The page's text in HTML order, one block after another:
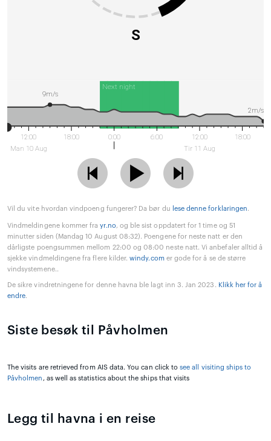
S
Next night
12:00
Man 10 Aug
18:00 0:00 6:00
12:00
Tir 11 Aug
18:00
9m/s
2m/s
Vil du vite hvordan vindpoeng fungerer? Da bør du lese denne forklaringen.
Vindmeldingene kommer frayr.no, og ble sist oppdatert for 1 time og 51
minutter siden (Mandag 10 August 08:32). Poengene for neste natt er den
dårligste poengsummen mellom 22:00 og 08:00 neste natt. Vi anbefaler alltid å
sjekke vindmeldingene fra flere kilder.windy.comer gode for å se de større
vindsystemene..
De sikre vindretningene for denne havna ble lagt inn 3. Jan 2023. Klikk her for å
endre.
Siste besøk til Påvholmen
The visits are retrieved from AIS data. You can click tosee all visiting ships to
Påvholmen , as well as statistics about the ships that visits
Legg til havna i en reise